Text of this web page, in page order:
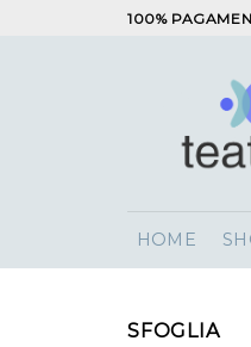
100%
HOME
SFOGLIA